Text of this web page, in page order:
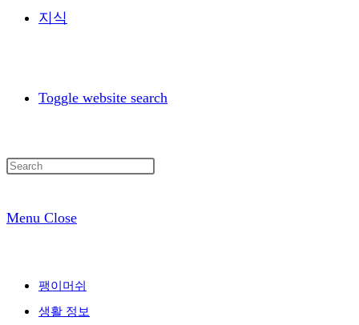
지식
Toggle website search
Menu Close
팽이머쉬
생활 정보